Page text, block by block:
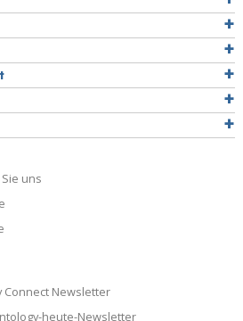
uns
Connect Newsletter
heute-Newsletter